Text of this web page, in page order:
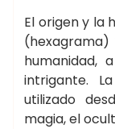
El origen y la
(hexagrama)
humanidad,
intrigante.
utilizado
magia, el